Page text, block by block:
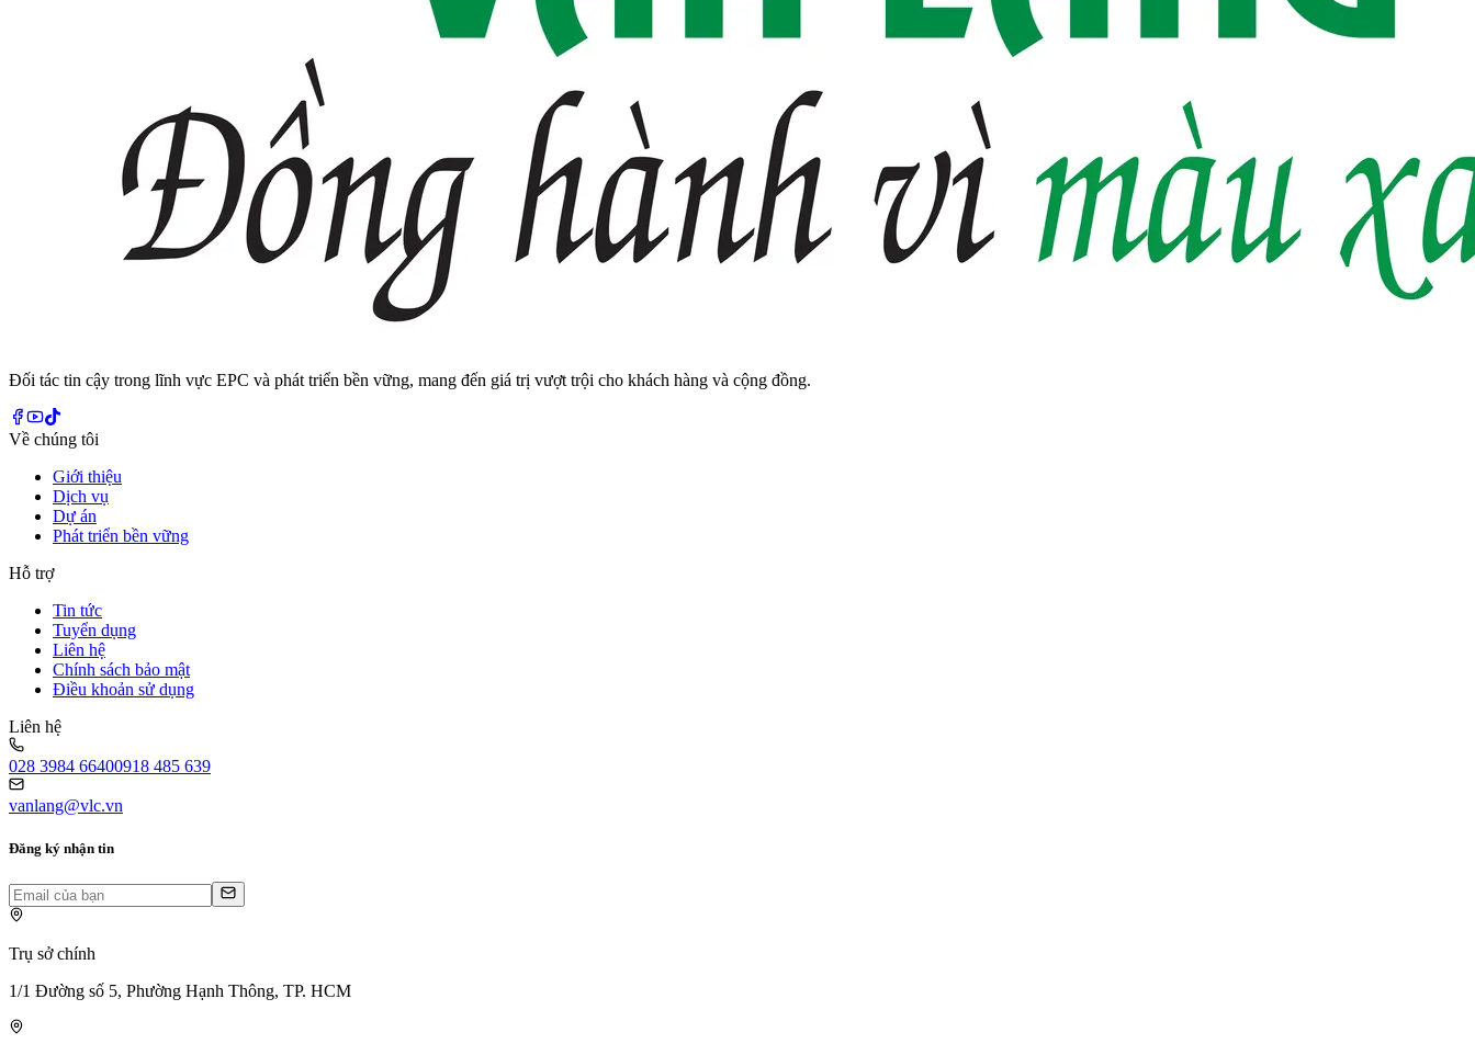
Đối tác tin cậy trong lĩnh vực EPC và phát triển bền vững, mang đến giá trị vượt trội cho khách hàng và cộng đồng.
Về chúng tôi
Giới thiệu
Dịch vụ
Dự án
Phát triển bền vững
Hỗ trợ
Tin tức
Tuyển dụng
Liên hệ
Chính sách bảo mật
Điều khoản sử dụng
Liên hệ
028 3984 66400918 485 639
vanlang@vlc.vn
Đăng ký nhận tin
Trụ sở chính
1/1 Đường số 5, Phường Hạnh Thông, TP. HCM